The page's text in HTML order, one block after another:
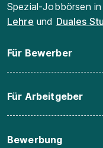
Spezial-Jobbörsen
Lehre und Duales
Für Bewerber
Für Arbeitgeber
Bewerbung